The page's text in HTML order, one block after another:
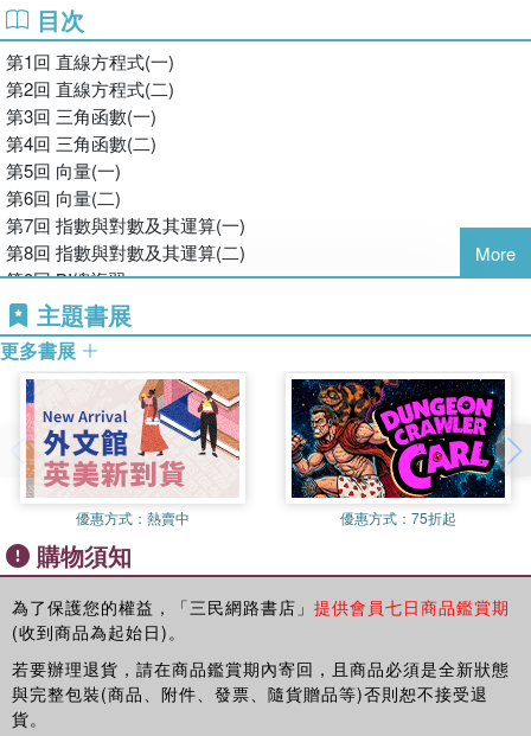
三、本書各冊每章均有2回，各冊總複習均有1回，BI～BII及BI～
BIII各有2回，全冊總複習共有6回。每回精選各章節具有代表性與
啟發性的典型題目，並收錄進階與補充題型，以符號「◎」標示，
使全書題型完整內容精實，提供學生綜合性的自我評量，藉此大幅
提升運算能力、強化解題技巧，並可即時檢驗學習成效。且部份題
型提供解題提示，幫助同學作答。
四、本書網羅近十年歷屆統測試題，讓學生熟悉統測考情動態與命
題趨勢，俾能擬定正確準備方向及對策，以厚植解題能力，增進應
考實力。
五、本書編校力求嚴謹完整，但難免有疏漏不妥之處，尚祈各位先
進及親愛的讀者來函、e-mail或致電賜教指正，不勝感激。另更希
望親愛的老師或讀者能把書中的優點與您的學生或同學分享，感謝
您的熱忱與付出，謝謝您！
恭祝 各位
學習愉快 學業有成
編者 謹識
目次
第1回 直線方程式(一)
第2回 直線方程式(二)
第3回 三角函數(一)
第4回 三角函數(二)
第5回 向量(一)
第6回 向量(二)
第7回 指數與對數及其運算(一)
第8回 指數與對數及其運算(二)
第9回 BI總複習
第10回 數列與級數(一)
第11回 數列與級數(二)
第12回 式的運算(一)
第13回 式的運算(二)
第14回 方程式(一)
第15回 方程式(二)
第16回 不等式及其應用(一)
第17回 不等式及其應用(二)
第18回 BII總複習
第19回 BI～BII總複習(一)
第20回 BI～BII總複習(二)
第21回 排列與組合(一)
第22回 排列與組合(二)
第23回 機率與統計(一)
第24回 機率與統計(二)
第25回 BIII總複習
More
主題書展
更多書展
優惠方式： 熱賣中 優惠方式： 75折起
購物須知
為了保護您的權益，「三民網路書店」 提供會員七日商品鑑賞期
(收到商品為起始日)。
若要辦理退貨，請在商品鑑賞期內寄回，且商品必須是全新狀態
與完整包裝(商品、附件、發票、隨貨贈品等)否則恕不接受退
貨。